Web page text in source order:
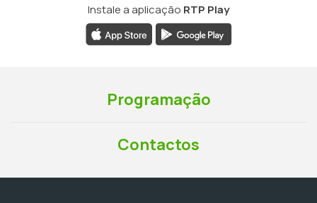
Instale a aplicação RTP Play
Programação
Contactos